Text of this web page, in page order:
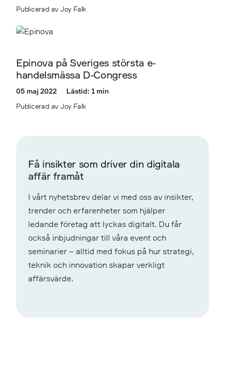
Publicerad av Joy Falk
Epinova på Sveriges största e-
handelsmässa D-Congress
05 maj 2022
Lästid: 1 min
Publicerad av Joy Falk
Få insikter som driver din digitala
affär framåt
I vårt nyhetsbrev delar vi med oss av insikter,
trender och erfarenheter som hjälper
ledande företag att lyckas digitalt. Du får
också inbjudningar till våra event och
seminarier – alltid med fokus på hur strategi,
teknik och innovation skapar verkligt
affärsvärde.